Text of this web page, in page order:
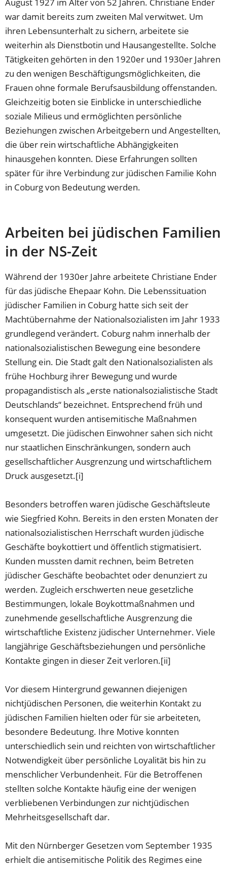
war damit bereits zum zweiten Mal verwitwet. Um
ihren Lebensunterhalt zu sichern, arbeitete sie
weiterhin als Dienstbotin und Hausangestellte. Solche
Tätigkeiten gehörten in den 1920er und 1930er Jahren
zu den wenigen Beschäftigungsmöglichkeiten, die
Frauen ohne formale Berufsausbildung offenstanden.
Gleichzeitig boten sie Einblicke in unterschiedliche
soziale Milieus und ermöglichten persönliche
Beziehungen zwischen Arbeitgebern und Angestellten,
die über rein wirtschaftliche Abhängigkeiten
hinausgehen konnten. Diese Erfahrungen sollten
später für ihre Verbindung zur jüdischen Familie Kohn
in Coburg von Bedeutung werden.
Arbeiten bei jüdischen Familien
in der NS-Zeit
Während der 1930er Jahre arbeitete Christiane Ender
für das jüdische Ehepaar Kohn. Die Lebenssituation
jüdischer Familien in Coburg hatte sich seit der
Machtübernahme der Nationalsozialisten im Jahr 1933
grundlegend verändert. Coburg nahm innerhalb der
nationalsozialistischen Bewegung eine besondere
Stellung ein. Die Stadt galt den Nationalsozialisten als
frühe Hochburg ihrer Bewegung und wurde
propagandistisch als „erste nationalsozialistische Stadt
Deutschlands“ bezeichnet. Entsprechend früh und
konsequent wurden antisemitische Maßnahmen
umgesetzt. Die jüdischen Einwohner sahen sich nicht
nur staatlichen Einschränkungen, sondern auch
gesellschaftlicher Ausgrenzung und wirtschaftlichem
Druck ausgesetzt.[i]
Besonders betroffen waren jüdische Geschäftsleute
wie Siegfried Kohn. Bereits in den ersten Monaten der
nationalsozialistischen Herrschaft wurden jüdische
Geschäfte boykottiert und öffentlich stigmatisiert.
Kunden mussten damit rechnen, beim Betreten
jüdischer Geschäfte beobachtet oder denunziert zu
werden. Zugleich erschwerten neue gesetzliche
Bestimmungen, lokale Boykottmaßnahmen und
zunehmende gesellschaftliche Ausgrenzung die
wirtschaftliche Existenz jüdischer Unternehmer. Viele
langjährige Geschäftsbeziehungen und persönliche
Kontakte gingen in dieser Zeit verloren.[ii]
Vor diesem Hintergrund gewannen diejenigen
nichtjüdischen Personen, die weiterhin Kontakt zu
jüdischen Familien hielten oder für sie arbeiteten,
besondere Bedeutung. Ihre Motive konnten
unterschiedlich sein und reichten von wirtschaftlicher
Notwendigkeit über persönliche Loyalität bis hin zu
menschlicher Verbundenheit. Für die Betroffenen
stellten solche Kontakte häufig eine der wenigen
verbliebenen Verbindungen zur nichtjüdischen
Mehrheitsgesellschaft dar.
Mit den Nürnberger Gesetzen vom September 1935
erhielt die antisemitische Politik des Regimes eine